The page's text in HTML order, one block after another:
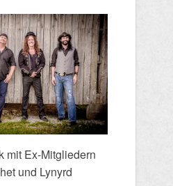
mit Ex-Mitgliedern
und Lynyrd